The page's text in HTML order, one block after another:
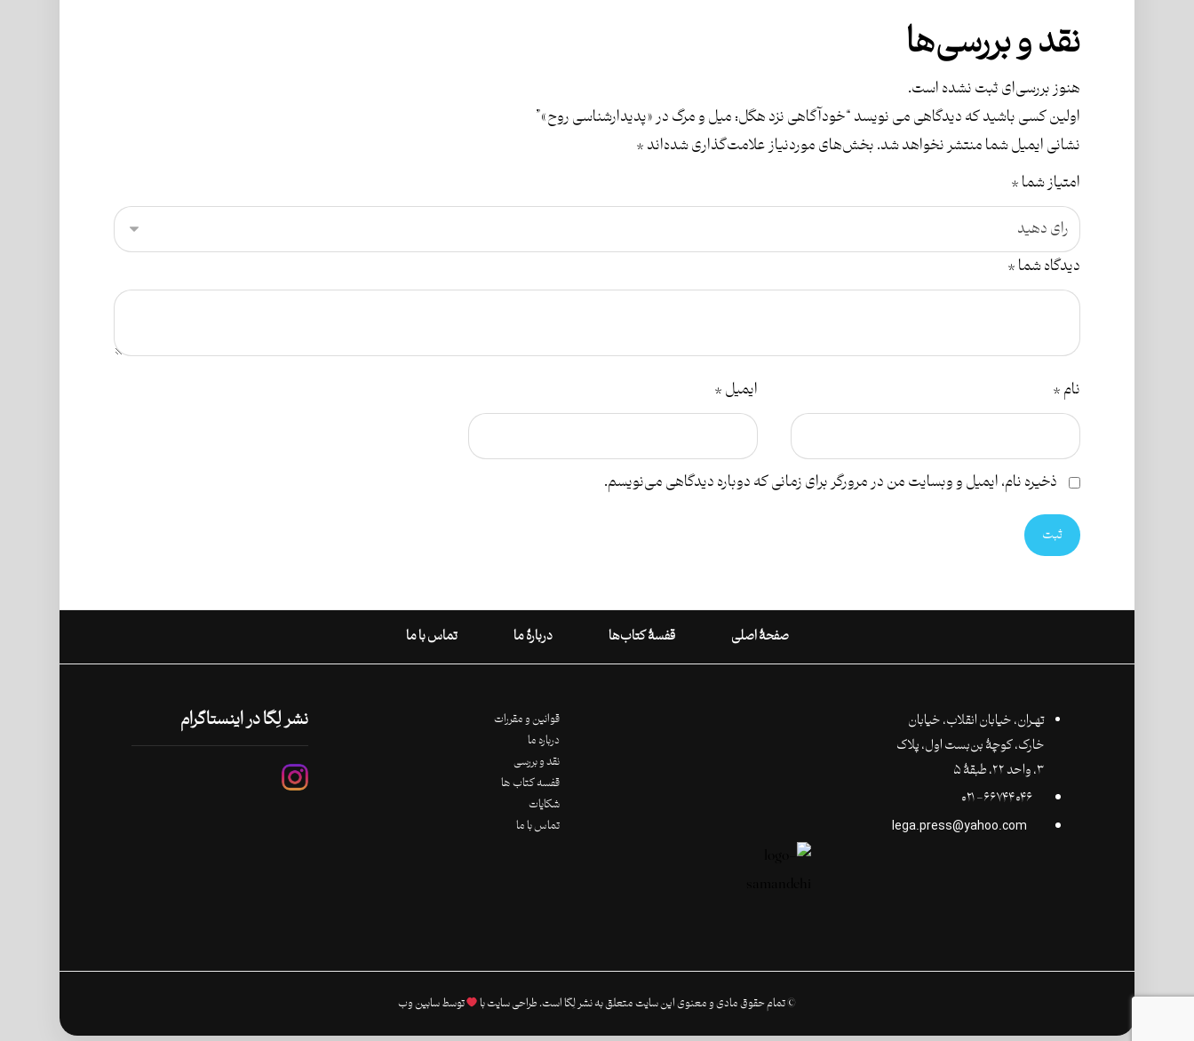
نقد و بررسی‌ها
هنوز بررسی‌ای ثبت نشده است.
اولین کسی باشید که دیدگاهی می نویسد “خودآگاهی نزد هگل: میل و مرگ در «پدیدارشناسی روح»”
نشانی ایمیل شما منتشر نخواهد شد.بخش‌های موردنیاز علامت‌گذاری شده‌اند*
امتیاز شما*
دیدگاه شما*
نام* ایمیل*
ذخیره نام، ایمیل و وبسایت من در مرورگر برای زمانی که دوباره دیدگاهی می‌نویسم.
ثبت
صفحۀ اصلی قفسۀ کتاب‌ها دربارۀ ما تماس با ما
تهـران،‌ خیابان انقلاب، خیابان
خارک، کوچۀ بن‌بست اول، پلاک
۳، واحد ۲۲، طبقۀ ۵
قوانین و مقررات
درباره ما
نقد و بررسی
قفسه کتاب ها
شکایات
تماس با ما
نشر لِگا در اینستاگرام
© تمام حقوق مادی و معنوی این سایت متعلق به نشر لِگا است. طراحی سایت با توسطسابین وب